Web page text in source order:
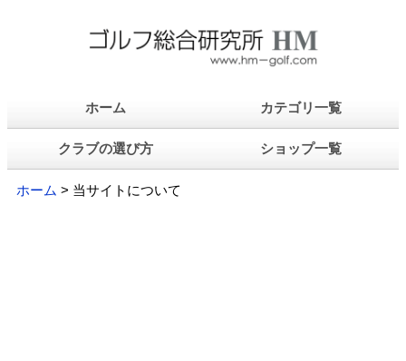
ホーム カテゴリ一覧
クラブの選び方 ショップ一覧
ホーム > 当サイトについて